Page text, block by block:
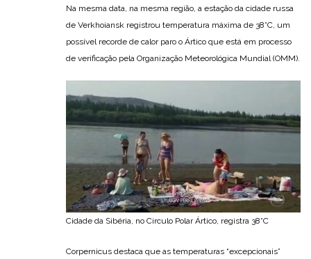
Na mesma data, na mesma região, a estação da cidade russa
de Verkhoiansk registrou temperatura máxima de 38°C, um
possível recorde de calor paro o Ártico que está em processo
de verificação pela Organização Meteorológica Mundial (OMM).
Cidade da Sibéria, no Circulo Polar Ártico, registra 38°C
Corpernicus destaca que as temperaturas “excepcionais”